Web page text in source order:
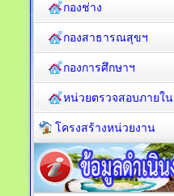
กองช่าง
กองสาธารณสุขฯ
กองการศึกษาฯ
หน่วยตรวจสอบภายใน
โครงสร้างหน่วยงาน